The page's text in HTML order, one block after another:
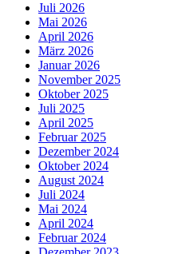
Juli 2026
Mai 2026
April 2026
März 2026
Januar 2026
November 2025
Oktober 2025
Juli 2025
April 2025
Februar 2025
Dezember 2024
Oktober 2024
August 2024
Juli 2024
Mai 2024
April 2024
Februar 2024